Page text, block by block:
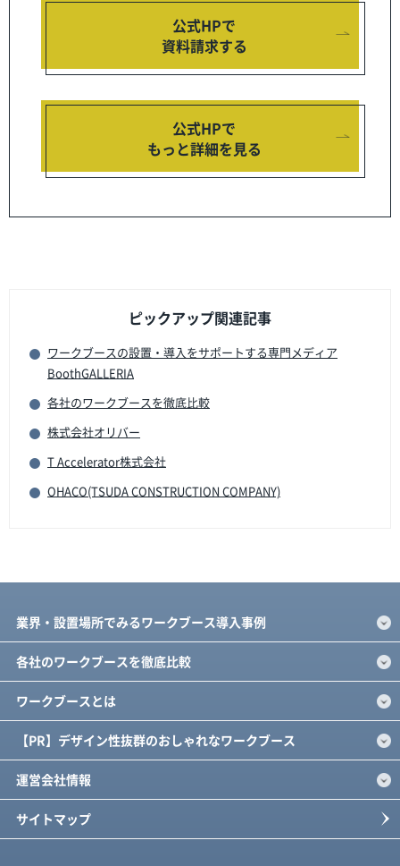
公式HPで
資料請求する
公式HPで
もっと詳細を見る
ピックアップ関連記事
ワークブースの設置・導入をサポートする専門メディア
BoothGALLERIA
各社のワークブースを徹底比較
株式会社オリバー
T Accelerator株式会社
OHACO(TSUDA CONSTRUCTION COMPANY)
業界・設置場所でみるワークブース導入事例
各社のワークブースを徹底比較
ワークブースとは
【PR】デザイン性抜群のおしゃれなワークブース
運営会社情報
サイトマップ